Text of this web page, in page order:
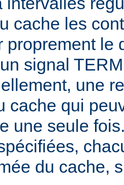
cache les
proprement le
signal
une
cache qui
une seule
du cache,